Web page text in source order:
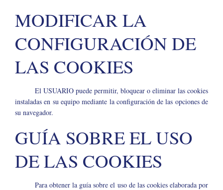
MODIFICAR LA
CONFIGURACIÓN DE
LAS COOKIES
El USUARIO puede permitir, bloquear o eliminar las cookies
instaladas en su equipo mediante la configuración de las opciones de
su navegador.
GUÍA SOBRE EL USO
DE LAS COOKIES
Para obtener la guía sobre el uso de las cookies elaborada por